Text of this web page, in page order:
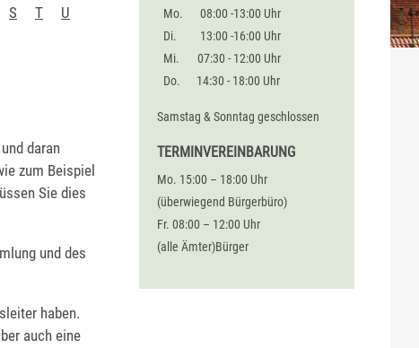
S T
U
daran
zum Beispiel
Sie dies
und des
haben.
auch eine
Mo.
08:00 -13:00 Uhr
Di.
13:00 -16:00 Uhr
Mi.
07:30 - 12:00 Uhr
Do.
14:30 - 18:00 Uhr
Samstag & Sonntag geschlossen
TERMINVEREINBARUNG
Mo. 15:00 – 18:00 Uhr
(überwiegend Bürgerbüro)
Fr. 08:00 – 12:00 Uhr
(alle Ämter)Bürger